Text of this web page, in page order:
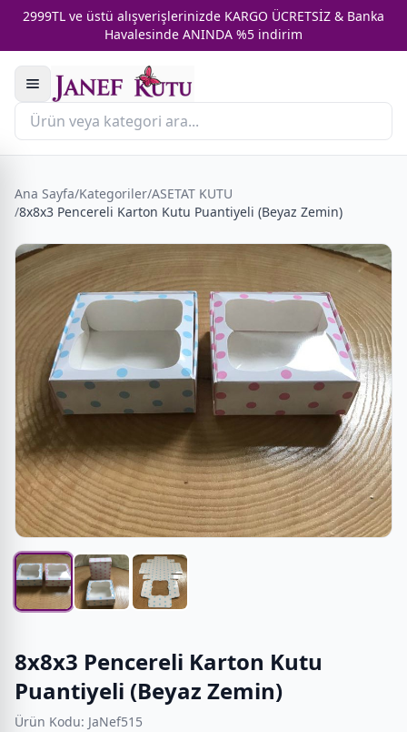
2999TL ve üstü alışverişlerinizde KARGO ÜCRETSİZ & Banka
Havalesinde ANINDA %5 indirim
Ana Sayfa/Kategoriler/ASETAT KUTU
/8x8x3 Pencereli Karton Kutu Puantiyeli (Beyaz Zemin)
8x8x3 Pencereli Karton Kutu
Puantiyeli (Beyaz Zemin)
Ürün Kodu: JaNef515